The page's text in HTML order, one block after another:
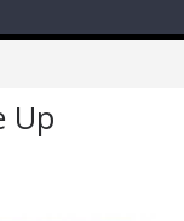
Up